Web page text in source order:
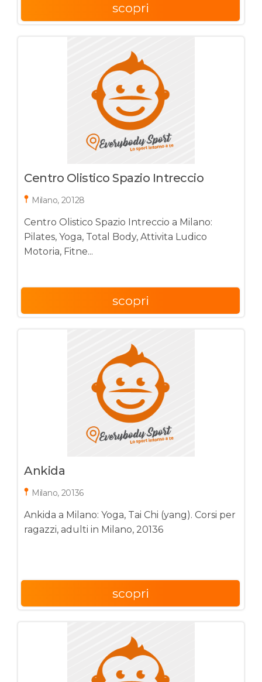
scopri
Centro Olistico Spazio Intreccio
Milano, 20128
Centro Olistico Spazio Intreccio a Milano:
Pilates, Yoga, Total Body, Attivita Ludico
Motoria, Fitne...
scopri
Ankida
Milano, 20136
Ankida a Milano: Yoga, Tai Chi (yang). Corsi per
ragazzi, adulti in Milano, 20136
scopri